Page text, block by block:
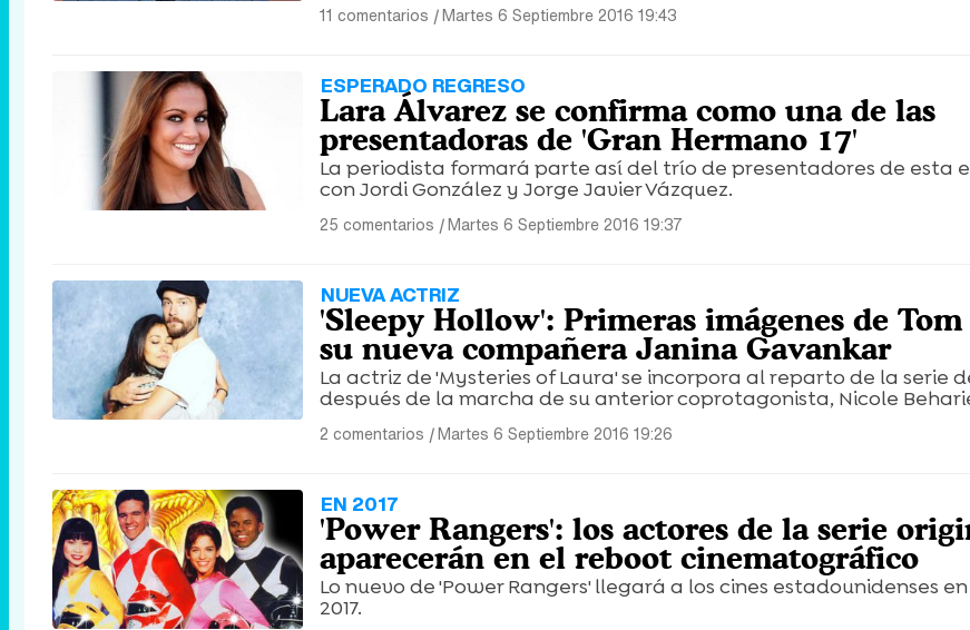
11 comentarios |Martes 6 Septiembre 2016 19:43
ESPERADO REGRESO
Lara Álvarez se confirma como una de las
presentadoras de 'Gran Hermano 17'
La periodista formará parte así del trío de presentadores de esta
con Jordi González y Jorge Javier Vázquez.
25 comentarios |Martes 6 Septiembre 2016 19:37
NUEVA ACTRIZ
'Sleepy Hollow': Primeras imágenes de
su nueva compañera Janina Gavankar
La actriz de 'Mysteries of Laura' se incorpora al reparto de la serie
después de la marcha de su anterior coprotagonista, Nicole
2 comentarios |Martes 6 Septiembre 2016 19:26
EN 2017
'Power Rangers': los actores de la serie
aparecerán en el reboot cinematográfico
Lo nuevo de 'Power Rangers' llegará a los cines estadounidenses
2017.